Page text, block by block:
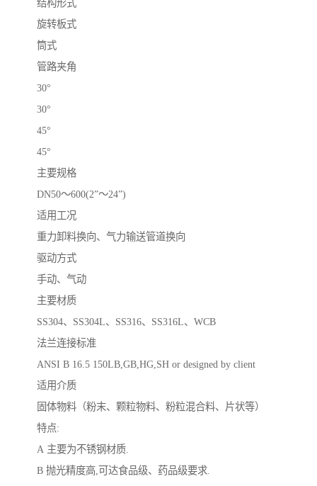
结构形式
旋转板式
筒式
管路夹角
30°
30°
45°
45°
主要规格
DN50～600(2”～24”)
适用工况
重力卸料换向、气力输送管道换向
驱动方式
手动、气动
主要材质
SS304、SS304L、SS316、SS316L、WCB
法兰连接标准
ANSI B 16.5 150LB,GB,HG,SH or designed by client
适用介质
固体物料（粉末、颗粒物料、粉粒混合料、片状等）
特点:
A 主要为不锈钢材质.
B 抛光精度高,可达食品级、药品级要求.